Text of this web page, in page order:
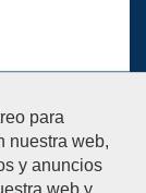
para
nuestra web,
y anuncios
web y
de querer
una incidencia,